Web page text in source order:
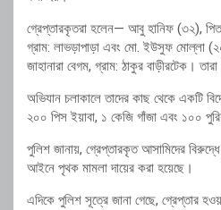
গ্রেপ্তারকৃতরা হলেন— আবু হানিফ (৩২),
গ্রাম: লাভড়াপাড়া এবং মো. ইউসুফ মোল্লা
জাহানারা বেগম, গ্রাম: ঠাকুর বাড়ীরটেক।
অভিযান চলাকালে তাদের কাছ থেকে একটি
২০০ পিস ইয়াবা, ১ কেজি গাঁজা এবং ১০০
পুলিশ জানায়, গ্রেপ্তারকৃত আসামিদের
আইনে পৃথক মামলা দায়ের করা হয়েছে।
এদিকে পুলিশ সূত্রে জানা গেছে, গ্রেপ্তার